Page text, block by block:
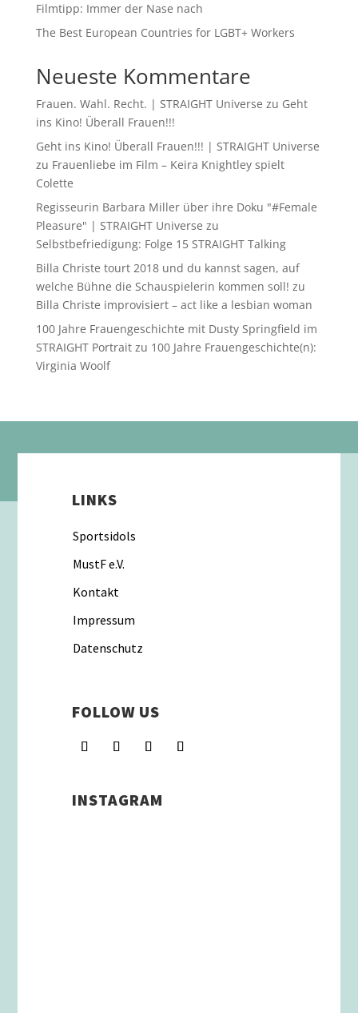
Filmtipp: Immer der Nase nach
The Best European Countries for LGBT+ Workers
Neueste Kommentare
Frauen. Wahl. Recht. | STRAIGHT Universe zu Geht
ins Kino! Überall Frauen!!!
Geht ins Kino! Überall Frauen!!! | STRAIGHT Universe
zu Frauenliebe im Film – Keira Knightley spielt
Colette
Regisseurin Barbara Miller über ihre Doku "#Female
Pleasure" | STRAIGHT Universe zu
Selbstbefriedigung: Folge 15 STRAIGHT Talking
Billa Christe tourt 2018 und du kannst sagen, auf
welche Bühne die Schauspielerin kommen soll! zu
Billa Christe improvisiert – act like a lesbian woman
100 Jahre Frauengeschichte mit Dusty Springfield im
STRAIGHT Portraitzu 100 Jahre Frauengeschichte(n):
Virginia Woolf
LINKS
Sportsidols
MustF e.V.
Kontakt
Impressum
Datenschutz
FOLLOW US
INSTAGRAM